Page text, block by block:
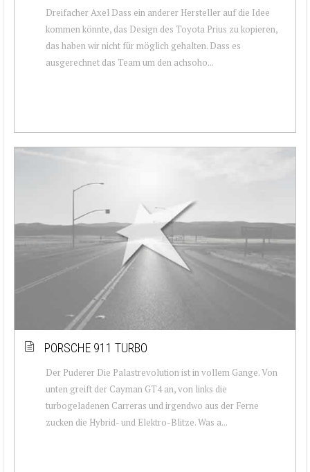
Dreifacher Axel Dass ein anderer Hersteller auf die Idee
kommen könnte, das Design des Toyota Prius zu kopieren,
das haben wir nicht für möglich gehalten. Dass es
ausgerechnet das Team um den achsoho...
PORSCHE 911 TURBO
Der Puderer Die Palastrevolution ist in vollem Gange. Von
unten greift der Cayman GT4 an, von links die
turbogeladenen Carreras und irgendwo aus der Ferne
zucken die Hybrid- und Elektro-Blitze. Was a...